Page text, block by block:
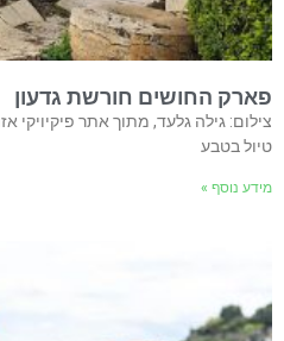
פארק החושים חורשת גדעון
צילום: גילה גלעד, מתוך אתר
טיול בטבע
מידע נוסף »